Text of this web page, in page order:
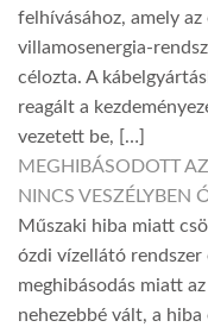
felhívásához, amely
villamosenergia-
célozta. A
reagált a
vezetett be, […]
MEGHIBÁSODOTT
NINCS VESZÉLYBEN
Műszaki hiba miatt
ózdi vízellátó rendszer
meghibásodás miatt
nehezebbé vált, a